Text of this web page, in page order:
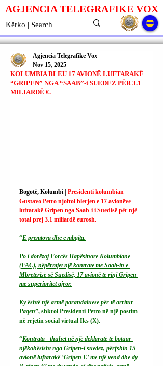
AGJENCIA TELEGRAFIKE VOX
KOLUMBIA BLEU 17 AVIONË LUFTARAKË
“GRIPEN” NGA “SAAB”-i SUEDEZ PËR 3.1
MILIARDË €.
Agjencia Telegrafike Vox
Nov 15, 2025
Bogotë, Kolumbi | Presidenti kolumbian
Gustavo Petro njoftoi blerjen e 17 avionëve
luftarakë Gripen nga Saab-i i Suedisë për një
total prej 3.1 miliardë eurosh.
“E premtova dhe e mbajta.
Po i dorëzoj Forcës Hapësinore Kolumbiane
(FAC), nëpërmjet një kontrate me Saab-in e
Mbretërisë së Suedisë, 17 avionë të rinj Gripen
me superioritet ajror.
Ky është një armë parandaluese për të arritur
Paqen”, shkroi Presidenti Petro në një postim
në rrjetin social virtual Iks (X).
“Kontrata - thuhet në një deklaratë të botuar
njëkohësisht nga Gripen-i suedez, përfshin 15
avionë luftarakë ‘Gripen E’ me një vend dhe dy